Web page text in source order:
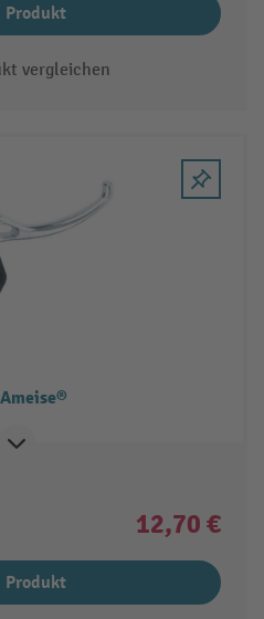
Produkt
vergleichen
12,70 €
Produkt